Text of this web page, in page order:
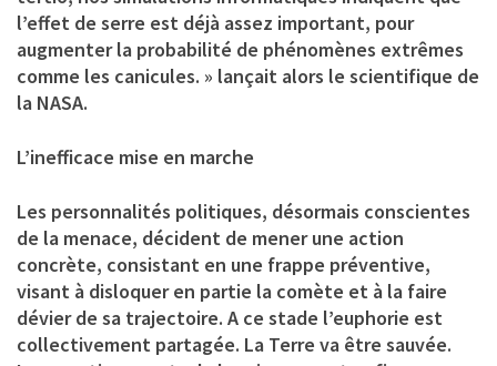
l’effet de serre est déjà assez important, pour
augmenter la probabilité de phénomènes extrêmes
comme les canicules. » lançait alors le scientifique de
la NASA.
L’inefficace mise en marche
Les personnalités politiques, désormais conscientes
de la menace, décident de mener une action
concrète, consistant en une frappe préventive,
visant à disloquer en partie la comète et à la faire
dévier de sa trajectoire. A ce stade l’euphorie est
collectivement partagée. La Terre va être sauvée.